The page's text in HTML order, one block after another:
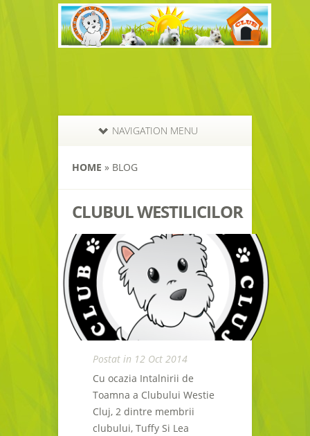
NAVIGATION MENU
HOME » BLOG
CLUBUL WESTILICILOR
Postat in 12 Oct 2014
Cu ocazia Intalnirii de
Toamna a Clubului Westie
Cluj, 2 dintre membrii
clubului, Tuffy Si Lea